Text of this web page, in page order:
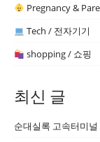
Pregnancy &
Tech / 전자기기
shopping / 쇼핑
최신 글
순대실록 고속터미